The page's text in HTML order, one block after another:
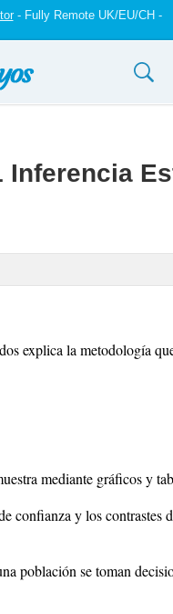
- Fully Remote UK/EU/CH -
Inferencia
explica la metodología
mediante gráficos y
confianza y los contrastes
población se toman